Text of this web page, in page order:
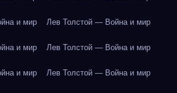
и мир Лев Толстой — Война и мир
и мир Лев Толстой — Война и мир
и мир Лев Толстой — Война и мир